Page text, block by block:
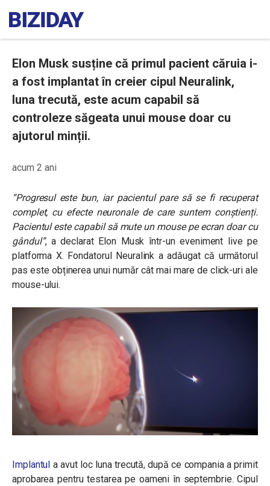
Elon Musk susține că primul pacient căruia i-
a fost implantat în creier cipul Neuralink,
luna trecută, este acum capabil să
controleze săgeata unui mouse doar cu
ajutorul minții.
acum 2 ani
“Progresul este bun, iar pacientul pare să se fi recuperat
complet, cu efecte neuronale de care suntem conștienți.
Pacientul este capabil să mute un mouse pe ecran doar cu
gândul”, a declarat Elon Musk într-un eveniment live pe
platforma X. Fondatorul Neuralink a adăugat că următorul
pas este obținerea unui număr cât mai mare de click-uri ale
mouse-ului.
Implantul a avut loc luna trecută, după ce compania a primit
aprobarea pentru testarea pe oameni în septembrie. Cipul